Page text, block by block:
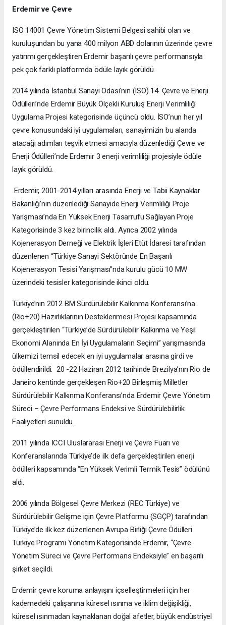
Erdemir ve Çevre
ISO 14001 Çevre Yönetim Sistemi Belgesi sahibi olan ve
kuruluşundan bu yana 400 milyon ABD dolarının üzerinde çevre
yatırımı gerçekleştiren Erdemir başarılı çevre performansıyla
pek çok farklı platformda ödüle layık görüldü.
2014 yılında İstanbul Sanayi Odası’nın (ISO) 14. Çevre ve Enerji
Ödülleri’nde Erdemir Büyük Ölçekli Kuruluş Enerji Verimliliği
Uygulama Projesi kategorisinde üçüncü oldu. İSO’nun her yıl
çevre konusundaki iyi uygulamaları, sanayimizin bu alanda
atacağı adımları teşvik etmesi amacıyla düzenlediği Çevre ve
Enerji Ödülleri’nde Erdemir 3 enerji verimliliği projesiyle ödüle
layık görüldü.
Erdemir, 2001-2014 yılları arasında Enerji ve Tabii Kaynaklar
Bakanlığı’nın düzenlediği Sanayide Enerji Verimliliği Proje
Yarışması’nda En Yüksek Enerji Tasarrufu Sağlayan Proje
Kategorisinde 3 kez birincilik aldı. Ayrıca 2002 yılında
Kojenerasyon Derneği ve Elektrik İşleri Etüt İdaresi tarafından
düzenlenen “Türkiye Sanayi Sektöründe En Başarılı
Kojenerasyon Tesisi Yarışması”nda kurulu gücü 10 MW
üzerindeki tesisler kategorisinde ikinci oldu.
Türkiye’nin 2012 BM Sürdürülebilir Kalkınma Konferansı’na
(Rio+20) Hazırlıklarının Desteklenmesi Projesi kapsamında
gerçekleştirilen “Türkiye’de Sürdürülebilir Kalkınma ve Yeşil
Ekonomi Alanında En İyi Uygulamaların Seçimi” yarışmasında
ülkemizi temsil edecek en iyi uygulamalar arasına girdi ve
ödüllendirildi. 20 -22 Haziran 2012 tarihinde Brezilya’nın Rio de
Janeiro kentinde gerçekleşen Rio+20 Birleşmiş Milletler
Sürdürülebilir Kalkınma Konferansı’nda Erdemir Çevre Yönetim
Süreci – Çevre Performans Endeksi ve Sürdürülebilirlik
Faaliyetleri sunuldu.
2011 yılında ICCI Uluslararası Enerji ve Çevre Fuarı ve
Konferanslarında Türkiye’de ilk defa gerçekleştirilen enerji
ödülleri kapsamında “En Yüksek Verimli Termik Tesis” ödülünü
aldı.
2006 yılında Bölgesel Çevre Merkezi (REC Türkiye) ve
Sürdürülebilir Gelişme için Çevre Platformu (SGÇP) tarafından
Türkiye’de ilk kez düzenlenen Avrupa Birliği Çevre Ödülleri
Türkiye Programı Yönetim Kategorisinde Erdemir, “Çevre
Yönetim Süreci ve Çevre Performans Endeksiyle” en başarılı
şirket seçildi.
Erdemir çevre koruma anlayışını içselleştirmeleri için her
kademedeki çalışanına küresel ısınma ve iklim değişikliği,
küresel ısınmadan kaynaklanan doğal afetler, büyük endüstriyel